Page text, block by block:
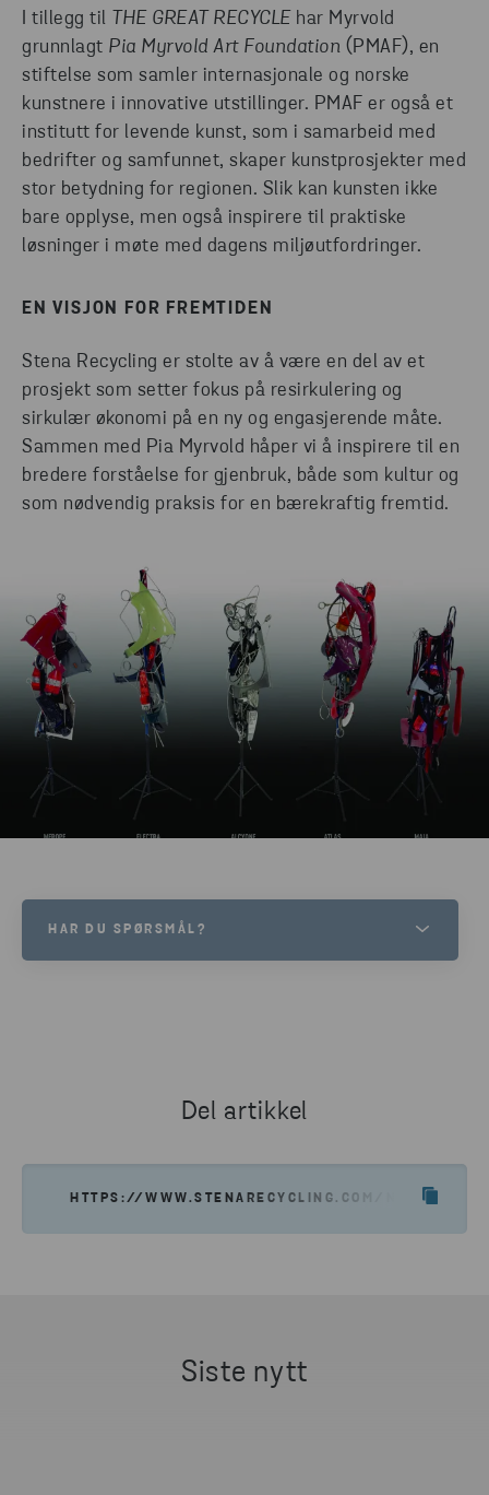
I tillegg til THE GREAT RECYCLE har Myrvold
grunnlagt Pia Myrvold Art Foundation (PMAF), en
stiftelse som samler internasjonale og norske
kunstnere i innovative utstillinger. PMAF er også et
institutt for levende kunst, som i samarbeid med
bedrifter og samfunnet, skaper kunstprosjekter med
stor betydning for regionen. Slik kan kunsten ikke
bare opplyse, men også inspirere til praktiske
løsninger i møte med dagens miljøutfordringer.
EN VISJON FOR FREMTIDEN
Stena Recycling er stolte av å være en del av et
prosjekt som setter fokus på resirkulering og
sirkulær økonomi på en ny og engasjerende måte.
Sammen med Pia Myrvold håper vi å inspirere til en
bredere forståelse for gjenbruk, både som kultur og
som nødvendig praksis for en bærekraftig fremtid.
HAR DU SPØRSMÅL?
Del artikkel
HTTPS://WWW.STENARECYCLING.COM/NO/
Siste nytt